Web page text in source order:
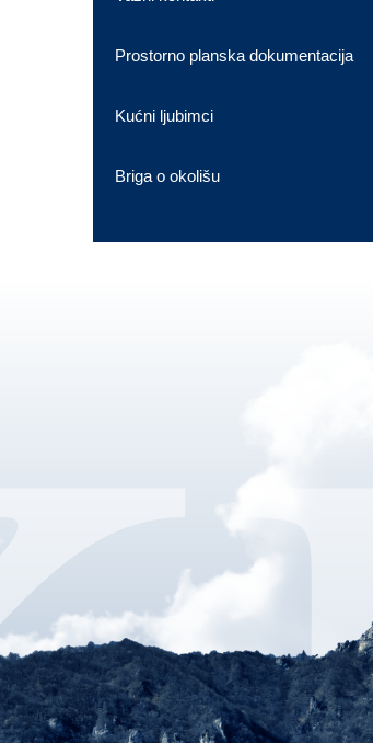
Prostorno planska dokumentacija
Kućni ljubimci
Briga o okolišu